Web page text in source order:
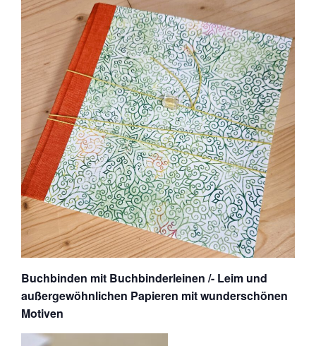
Buchbinden mit Buchbinderleinen /- Leim und
außergewöhnlichen Papieren mit wunderschönen
Motiven